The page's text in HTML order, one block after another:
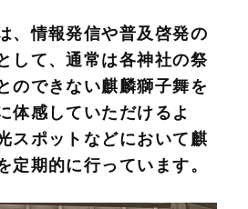
、情報発信や普及啓発の
して、通常は各神社の祭
のできない麒麟獅子舞を
体感していただけるよ
スポットなどにおいて麒
定期的に行っています。